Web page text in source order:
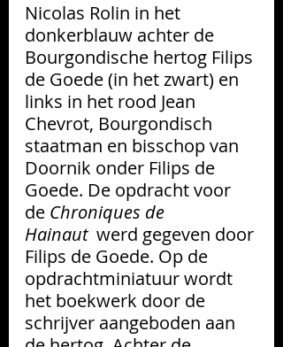
Nicolas Rolin in het
donkerblauw achter de
Bourgondische hertog Filips
de Goede (in het zwart) en
links in het rood Jean
Chevrot, Bourgondisch
staatman en bisschop van
Doornik onder Filips de
Goede. De opdracht voor
de Chroniques de
Hainaut werd gegeven door
Filips de Goede. Op de
opdrachtminiatuur wordt
het boekwerk door de
schrijver aangeboden aan